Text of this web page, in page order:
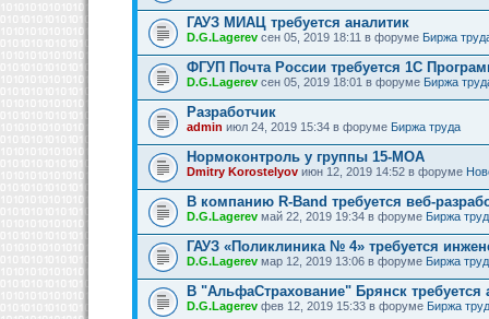
ГАУЗ МИАЦ требуется аналитик
D.G.Lagerev сен 05, 2019 18:11 в форуме Биржа
ФГУП Почта России требуется 1С
D.G.Lagerev сен 05, 2019 18:01 в форуме Биржа
Разработчик
admin июл 24, 2019 15:34 в форуме Биржа труда
Нормоконтроль у группы 15-МОА
Dmitry Korostelyov июн 12, 2019 14:52 в форуме
В компанию R-Band требуется веб-
D.G.Lagerev май 22, 2019 19:34 в форуме Биржа
ГАУЗ «Поликлиника № 4» требуется
D.G.Lagerev мар 12, 2019 13:06 в форуме Биржа
В "АльфаСтрахование" Брянск требуется
D.G.Lagerev фев 12, 2019 15:33 в форуме Биржа